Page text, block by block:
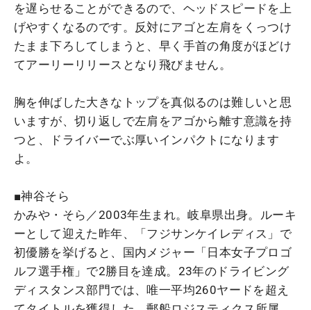
を遅らせることができるので、ヘッドスピードを上
げやすくなるのです。反対にアゴと左肩をくっつけ
たまま下ろしてしまうと、早く手首の角度がほどけ
てアーリーリリースとなり飛びません。
胸を伸ばした大きなトップを真似るのは難しいと思
いますが、切り返しで左肩をアゴから離す意識を持
つと、ドライバーでぶ厚いインパクトになります
よ。
■神谷そら
かみや・そら／2003年生まれ。岐阜県出身。ルーキ
ーとして迎えた昨年、「フジサンケイレディス」で
初優勝を挙げると、国内メジャー「日本女子プロゴ
ルフ選手権」で2勝目を達成。23年のドライビング
ディスタンス部門では、唯一平均260ヤードを超え